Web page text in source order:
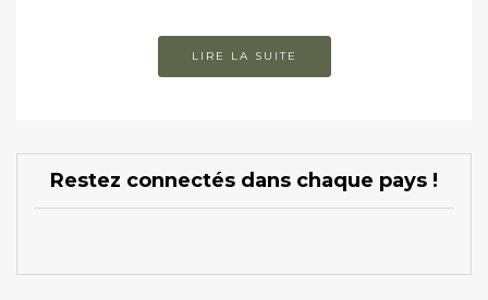
LIRE LA SUITE
Restez connectés dans chaque pays !